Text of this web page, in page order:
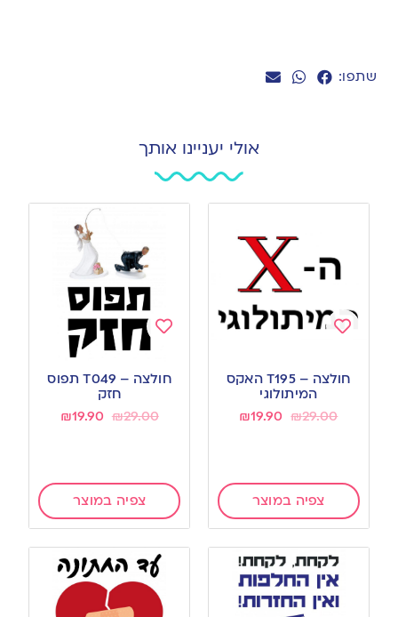
שתפו:
אולי יעניינו אותך
to
wishlist
חולצה – T195 האקס
המיתולוגי
₪29.00
₪19.90
צפיה במוצר
Add
to
חולצה – T049 תפוס
חזק
₪29.00
₪19.90
צפיה במוצר